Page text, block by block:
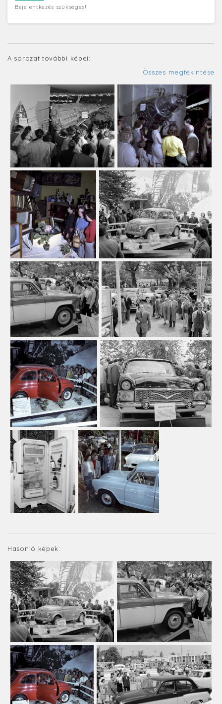
Bejelentkezés szükséges!
A sorozat további képei:
Összes megtekintése
Hasonló képek: